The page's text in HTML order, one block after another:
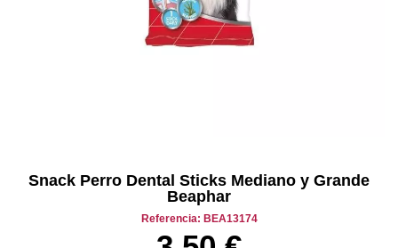
Snack Perro Dental Sticks Mediano y Grande
Beaphar
Referencia: BEA13174